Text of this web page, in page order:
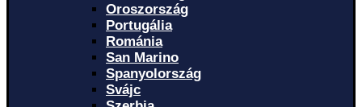
Oroszország
Portugália
Románia
San Marino
Spanyolország
Svájc